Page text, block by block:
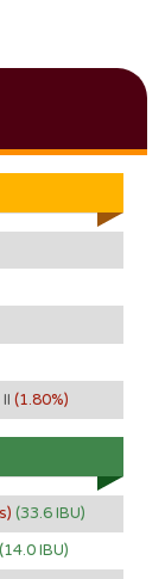
(1.80%)
(33.6 IBU)
(14.0 IBU)